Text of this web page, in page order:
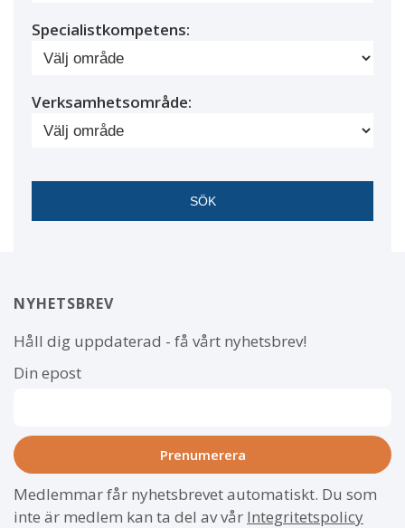
Specialistkompetens:
Verksamhetsområde:
NYHETSBREV
Håll dig uppdaterad - få vårt nyhetsbrev!
Din epost
Medlemmar får nyhetsbrevet automatiskt. Du som
inte är medlem kan ta del av vår Integritetspolicy